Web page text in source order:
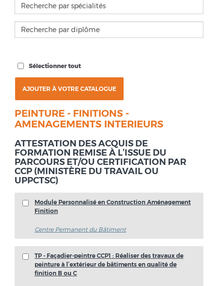
Sélectionner tout
PEINTURE - FINITIONS -
AMENAGEMENTS INTERIEURS
ATTESTATION DES ACQUIS DE
FORMATION REMISE À L’ISSUE DU
PARCOURS ET/OU CERTIFICATION PAR
CCP (MINISTÈRE DU TRAVAIL OU
UPPCTSC)
Module Personnalisé en Construction Aménagement
Finition
Centre Permanent du Bâtiment
TP - Façadier-peintre CCP1 : Réaliser des travaux de
peinture à l’extérieur de bâtiments en qualité de
finition B ou C